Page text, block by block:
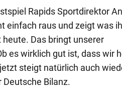
Rapids Sportdirektor
einfach raus und zeigt was
Das bringt unserer
es wirklich gut ist, dass wir
steigt natürlich auch
Deutsche Bilanz.